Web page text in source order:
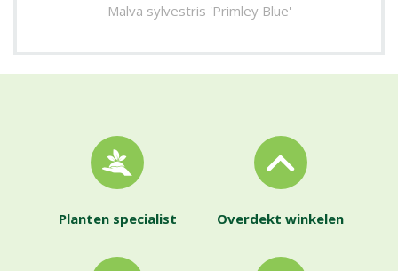
Malva sylvestris 'Primley Blue'
Planten specialist Overdekt winkelen